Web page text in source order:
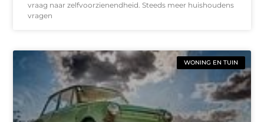
vraag naar zelfvoorzienendheid. Steeds meer huishoudens
vragen
WONING EN TUIN